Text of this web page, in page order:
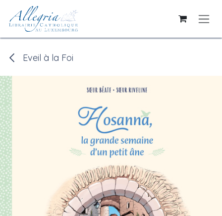
Se rendre au contenu
Eveil à la Foi